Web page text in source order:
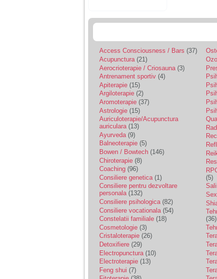
situatie care pe mine
Ma aflu aici pentru ca
vreau sa stiu daca am
nevoie de un psiholog
sau psihiatru.
Sunt casatorita, am
31 de ani si un copil in
varsta de 2 ani care
mi-e lumina ochilor.
De ceva timp simt ca
mi s-a adunat
oboseala, o oboseala
cronica de care nu pot
scapa si simt ca din
cauza ei nu pot
controla nervii si
cateodata are copilul
de suferit.
Am o bariera peste
care nu pot trece:
prietena mea a ramas
insarcinata cu o fata.
Am fost de comun
acord sa facem un
copil, cu gandul ca e
baiat.
Access Consciousness / Bars (37)
Acupunctura(21)
Aerocrioterapie / Criosauna (3)
Antrenament sportiv (4)
Apiterapie (15)
Argiloterapie (2)
Aromoterapie (37)
Astrologie (15)
Auriculoterapie/Acupunctura
auriculara(13)
Ayurveda (9)
Balneoterapie (5)
Bowen / Bowtech (146)
Chiroterapie (8)
Coaching (96)
Consiliere genetica (1)
Consiliere pentru dezvoltare
personala(132)
Consiliere psihologica (82)
Consiliere vocationala (54)
Constelatii familiale (18)
Cosmetologie (3)
Cristaloterapie (26)
Detoxifiere (29)
Electropunctura (10)
Electroterapie (13)
Feng shui (7)
(5)
(36)